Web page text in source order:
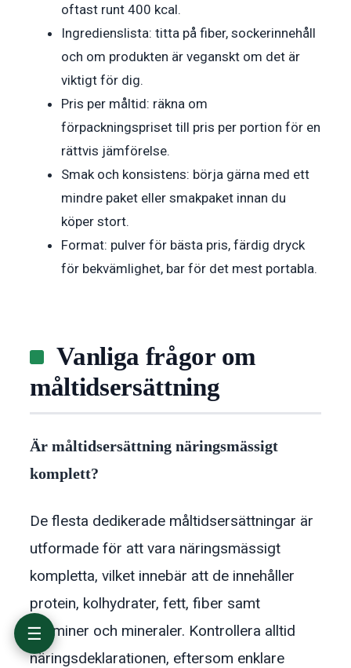
oftast runt 400 kcal.
Ingredienslista: titta på fiber, sockerinnehåll
och om produkten är veganskt om det är
viktigt för dig.
Pris per måltid: räkna om
förpackningspriset till pris per portion för en
rättvis jämförelse.
Smak och konsistens: börja gärna med ett
mindre paket eller smakpaket innan du
köper stort.
Format: pulver för bästa pris, färdig dryck
för bekvämlighet, bar för det mest portabla.
Vanliga frågor om
måltidsersättning
Är måltidsersättning näringsmässigt
komplett?
De flesta dedikerade måltidsersättningar är
utformade för att vara näringsmässigt
kompletta, vilket innebär att de innehåller
protein, kolhydrater, fett, fiber samt
vitaminer och mineraler. Kontrollera alltid
näringsdeklarationen, eftersom enklare
☰
Vad är måltidsersättning?
Olika typer av måltidsersättning
Jämförelse: de bästa måltidsersättningarna
Bästa måltidsersättning för olika behov
Så här väljer du rätt måltidsersättning